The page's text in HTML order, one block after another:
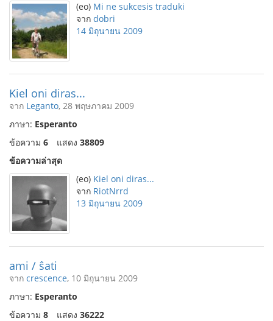
(eo) Mi ne sukcesis traduki
จาก dobri
14 มิถุนายน 2009
Kiel oni diras...
จาก Leganto, 28 พฤษภาคม 2009
ภาษา: Esperanto
ข้อความ 6 แสดง 38809
ข้อความล่าสุด
(eo) Kiel oni diras...
จาก RiotNrrd
13 มิถุนายน 2009
ami / ŝati
จาก crescence, 10 มิถุนายน 2009
ภาษา: Esperanto
ข้อความ 8 แสดง 36222